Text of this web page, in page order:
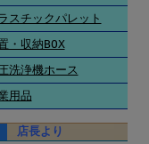
スチックパレット
・収納BOX
洗浄機ホース
用品
店長より